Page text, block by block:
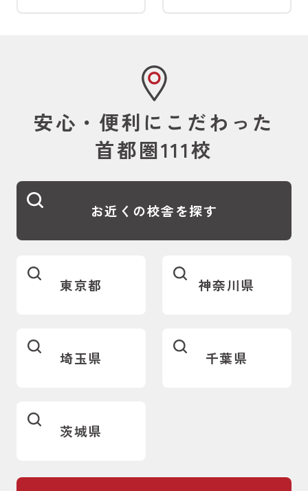
お近くの校舎を探す
安心・便利にこだわった
首都圏111校
東京都 神奈川県
埼玉県 千葉県
茨城県